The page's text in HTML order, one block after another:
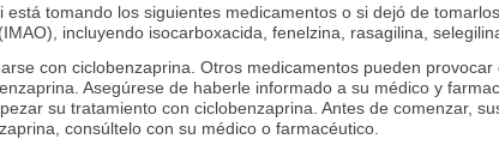
tomando los siguientes medicamentos o si dejó de
incluyendo isocarboxacida, fenelzina, rasagilina,
con ciclobenzaprina. Otros medicamentos pueden
Asegúrese de haberle informado a su médico y
su tratamiento con ciclobenzaprina. Antes de comenzar,
consúltelo con su médico o farmacéutico.